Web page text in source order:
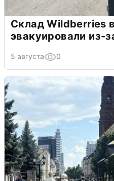
Склад Wildberries
эвакуировали из-
5 августа 0